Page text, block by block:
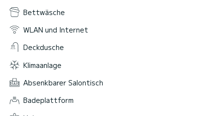
Bettwäsche
WLAN und Internet
Deckdusche
Klimaanlage
Absenkbarer Salontisch
Badeplattform